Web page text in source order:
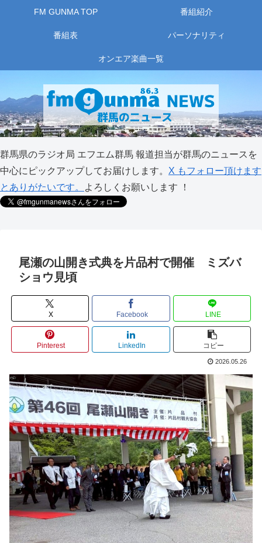
FM GUNMA TOP 番組紹介
番組表 パーソナリティ
オンエア楽曲一覧
群馬県のラジオ局 エフエム群馬 報道担当が群馬のニュースを
中心にピックアップしてお届けします。 X もフォロー頂けます
とありがたいです。
よろしくお願いします ！
尾瀬の山開き式典を片品村で開催 ミズバ
ショウ見頃
X Facebook LINE
Pinterest LinkedIn コピー
2026.05.26